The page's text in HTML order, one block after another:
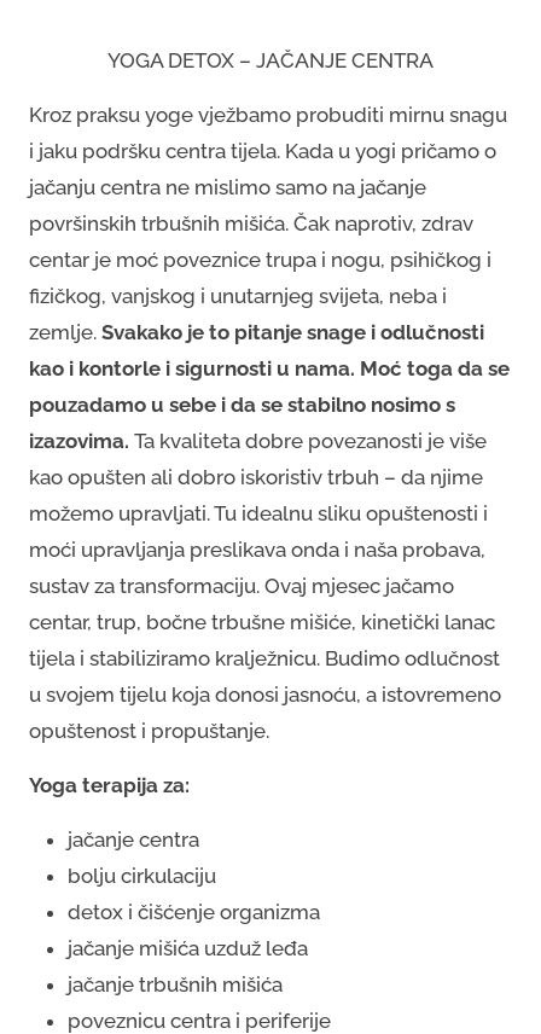
YOGA DETOX – JAČANJE CENTRA
Kroz praksu yoge vježbamo probuditi mirnu snagu
i jaku podršku centra tijela. Kada u yogi pričamo o
jačanju centra ne mislimo samo na jačanje
površinskih trbušnih mišića. Čak naprotiv, zdrav
centar je moć poveznice trupa i nogu, psihičkog i
fizičkog, vanjskog i unutarnjeg svijeta, neba i
zemlje. Svakako je to pitanje snage i odlučnosti
kao i kontorle i sigurnosti u nama. Moć toga da se
pouzadamo u sebe i da se stabilno nosimo s
izazovima. Ta kvaliteta dobre povezanosti je više
kao opušten ali dobro iskoristiv trbuh – da njime
možemo upravljati. Tu idealnu sliku opuštenosti i
moći upravljanja preslikava onda i naša probava,
sustav za transformaciju. Ovaj mjesec jačamo
centar, trup, bočne trbušne mišiće, kinetički lanac
tijela i stabiliziramo kralježnicu. Budimo odlučnost
u svojem tijelu koja donosi jasnoću, a istovremeno
opuštenost i propuštanje.
Yoga terapija za:
jačanje centra
bolju cirkulaciju
detox i čišćenje organizma
jačanje mišića uzduž leđa
jačanje trbušnih mišića
poveznicu centra i periferije